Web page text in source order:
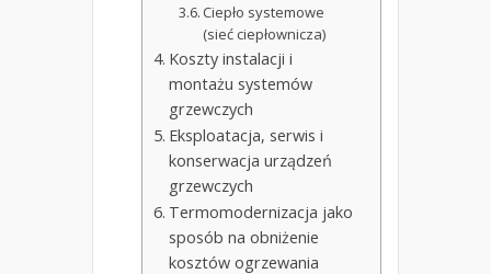
Ciepło systemowe
(sieć ciepłownicza)
Koszty instalacji i
montażu systemów
grzewczych
Eksploatacja, serwis i
konserwacja urządzeń
grzewczych
Termomodernizacja jako
sposób na obniżenie
kosztów ogrzewania